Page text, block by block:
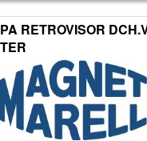
RETROVISOR